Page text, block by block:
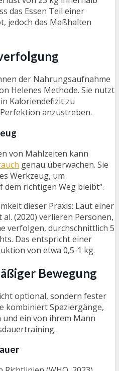
das Essen Teil einer
jedoch das Maßhalten
der Nahrungsaufnahme
Helenes Methode. Sie nutzt
Kaloriendefizit zu
anzustreben.
von Mahlzeiten kann
genau überwachen. Sie
Werkzeug, um
dem richtigen Weg bleibt“.
dieser Praxis: Laut einer
(2020) verlieren Personen,
verfolgen, durchschnittlich 5
Das entspricht einer
von etwa 0,5-1 kg.
Bewegung
optional, sondern fester
kombiniert Spaziergänge,
und ein von ihrem Mann